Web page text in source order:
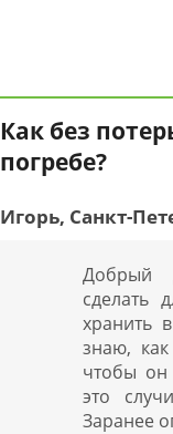
Как без
погребе?
Игорь, Санкт-
Добрый
сделать
хранить
знаю,
чтобы он
это
Заранее